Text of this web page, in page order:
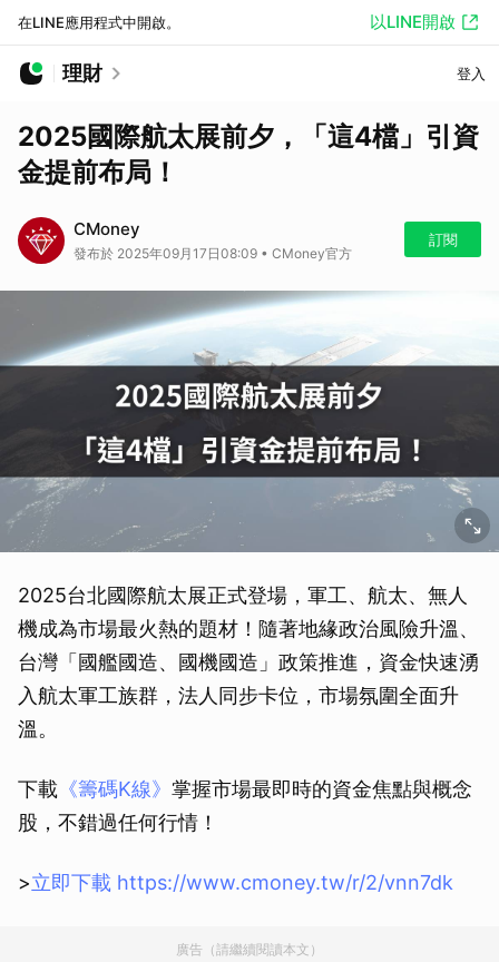
在LINE應用程式中開啟。 以LINE開啟
理財 登入
2025國際航太展前夕，「這4檔」引資
金提前布局！
CMoney
發布於 2025年09月17日08:09 • CMoney官方
訂閱
2025台北國際航太展正式登場，軍工、航太、無人
機成為市場最火熱的題材！隨著地緣政治風險升溫、
台灣「國艦國造、國機國造」政策推進，資金快速湧
入航太軍工族群，法人同步卡位，市場氛圍全面升
溫。
下載 《籌碼K線》 掌握市場最即時的資金焦點與概念
股，不錯過任何行情！
>立即下載 https://www.cmoney.tw/r/2/vnn7dk
廣告（請繼續閱讀本文）